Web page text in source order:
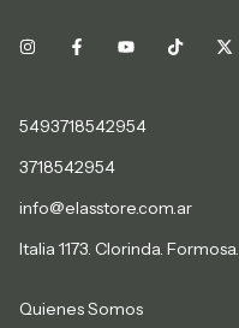
5493718542954
3718542954
info@elasstore.com.ar
Italia 1173. Clorinda. Formosa.
Quienes Somos